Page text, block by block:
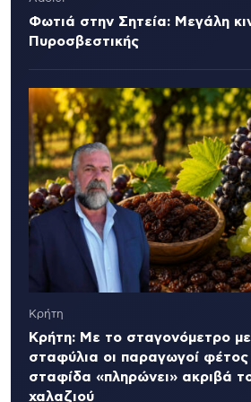
Φωτιά στην Σητεία: Μεγάλη
Πυροσβεστικής
Κρήτη
Κρήτη: Με το σταγονόμετρο
σταφύλια οι παραγωγοί φέτος
σταφίδα «πληρώνει» ακριβά
χαλαζιού